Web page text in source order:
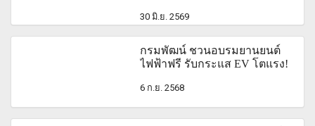
30 มิ.ย. 2569
กรมพัฒน์ ชวนอบรมยานยนต์
ไฟฟ้าฟรี รับกระแส EV โตแรง!
6 ก.ย. 2568